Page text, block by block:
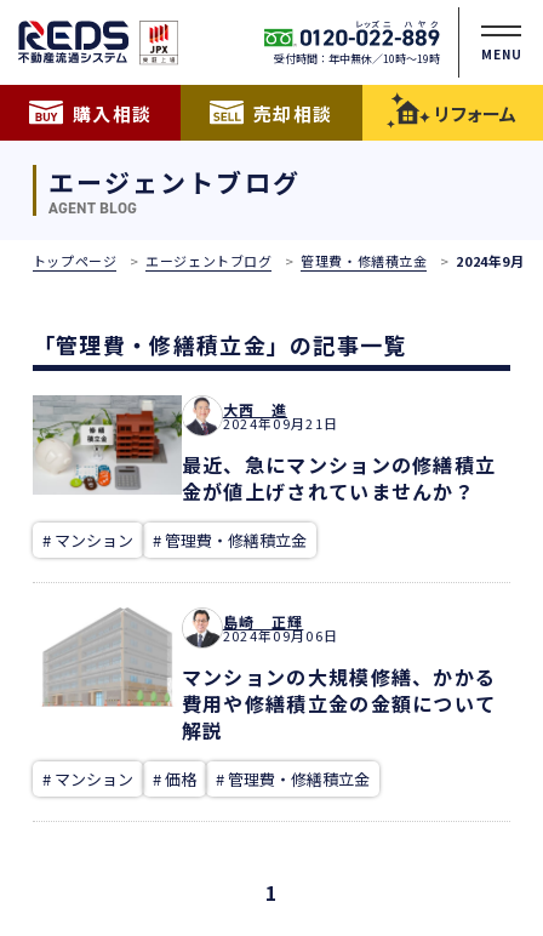
受付時間：年中無休／10時〜19時 MENU
購入相談 売却相談 リフォーム
エージェントブログ
AGENT BLOG
トップページ エージェントブログ 管理費・修繕積立金 2024年9月
「管理費・修繕積立金」の記事一覧
大西 進
2024年09月21日
最近、急にマンションの修繕積立
金が値上げされていませんか？
# マンション # 管理費・修繕積立金
島崎 正輝
2024年09月06日
マンションの大規模修繕、かかる
費用や修繕積立金の金額について
解説
# マンション # 価格 # 管理費・修繕積立金
1